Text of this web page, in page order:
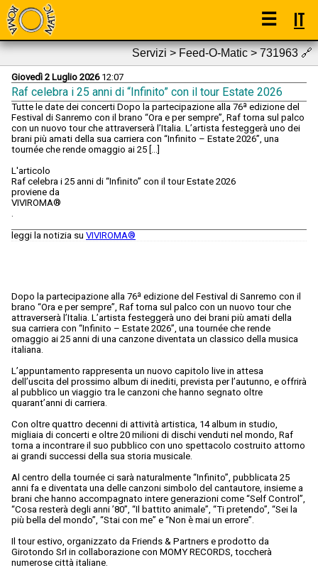
☰ IT
Servizi > Feed-O-Matic > 731963🔗
Giovedì 2 Luglio 202612:07
Raf celebra i 25 anni di “Infinito” con il tour Estate 2026
Tutte le date dei concerti Dopo la partecipazione alla 76ª edizione del
Festival di Sanremo con il brano “Ora e per sempre”, Raf torna sul palco
con un nuovo tour che attraverserà l’Italia. L’artista festeggerà uno dei
brani più amati della sua carriera con “Infinito – Estate 2026”, una
tournée che rende omaggio ai 25 [...]
L'articolo
Raf celebra i 25 anni di “Infinito” con il tour Estate 2026
proviene da
VIVIROMA®
.
leggi la notizia su VIVIROMA®
Dopo la partecipazione alla 76ª edizione del Festival di Sanremo con il
brano “Ora e per sempre”, Raf torna sul palco con un nuovo tour che
attraverserà l’Italia. L’artista festeggerà uno dei brani più amati della
sua carriera con “Infinito – Estate 2026”, una tournée che rende
omaggio ai 25 anni di una canzone diventata un classico della musica
italiana.
L’appuntamento rappresenta un nuovo capitolo live in attesa
dell’uscita del prossimo album di inediti, prevista per l’autunno, e offrirà
al pubblico un viaggio tra le canzoni che hanno segnato oltre
quarant’anni di carriera.
Con oltre quattro decenni di attività artistica, 14 album in studio,
migliaia di concerti e oltre 20 milioni di dischi venduti nel mondo, Raf
torna a incontrare il suo pubblico con uno spettacolo costruito attorno
ai grandi successi della sua storia musicale.
Al centro della tournée ci sarà naturalmente “Infinito”, pubblicata 25
anni fa e diventata una delle canzoni simbolo del cantautore, insieme a
brani che hanno accompagnato intere generazioni come “Self Control”,
“Cosa resterà degli anni ’80”, “Il battito animale”, “Ti pretendo”, “Sei la
più bella del mondo”, “Stai con me” e “Non è mai un errore”.
Il tour estivo, organizzato da Friends & Partners e prodotto da
Girotondo Srl in collaborazione con MOMY RECORDS, toccherà
numerose città italiane.